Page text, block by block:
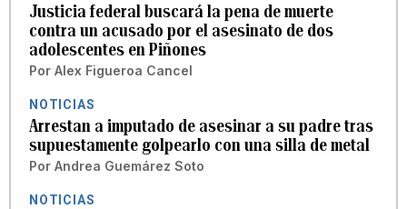
Justicia federal buscará la pena de muerte
contra un acusado por el asesinato de dos
adolescentes en Piñones
Por Alex Figueroa Cancel
NOTICIAS
Arrestan a imputado de asesinar a su padre tras
supuestamente golpearlo con una silla de metal
Por Andrea Guemárez Soto
NOTICIAS